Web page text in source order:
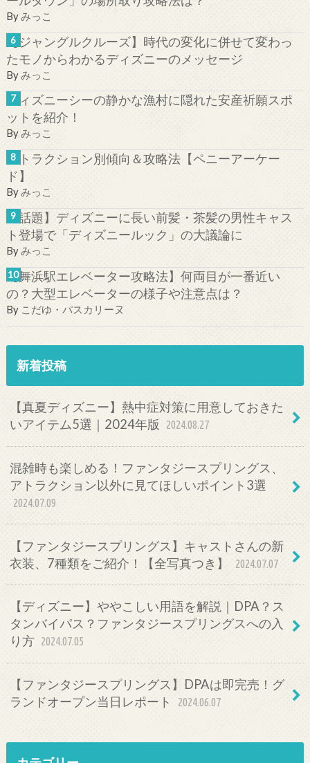
Byみっこ
【ジャングルクルーズ】時代の変化に併せて変わっ
たモノからわかるディズニーのメッセージ
By みっこ
ディズニーシーの静かな漁村に隠れた安産祈願スポ
ットを紹介！
Byみっこ
アトラクション別傾向＆攻略法【ペニーアーケー
ド】
Byみっこ
【話題】ディズニーに長い前髪・茶髪の男性キャス
ト登場で「ディズニールック」の大議論に
Byみっこ
【舞浜駅エレベーター攻略法】何両目が一番近い
の？大型エレベーターの様子や注意点は？
By こだゆ・パスカリーヌ
新着投稿
【真夏ディズニー】熱中症対策に用意しておきた
いアイテム5選｜2024年版
2024.08.27
混雑時も楽しめる！ファンタジースプリングス、
アトラクション以外に見てほしいポイント3選
2024.07.09
【ファンタジースプリングス】キャストさんの新
衣装、7種類をご紹介！【全写真つき】
2024.07.07
【ディズニー】ややこしい用語を解説｜DPA？ス
タンバイパス？ファンタジースプリングスへの入
り方 2024.07.05
【ファンタジースプリングス】DPAは即完売！グ
ランドオープン当日レポート
2024.06.07